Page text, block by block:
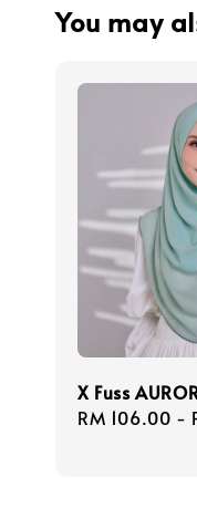
You may
X Fuss
Regular
RM 106.00 -